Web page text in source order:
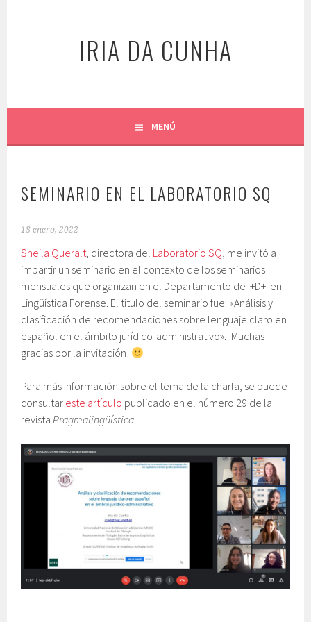
IRIA DA CUNHA
MENÚ
SEMINARIO EN EL LABORATORIO SQ
18 enero, 2022
Sheila Queralt, directora del Laboratorio SQ, me invitó a
impartir un seminario en el contexto de los seminarios
mensuales que organizan en el Departamento de I+D+i en
Lingüística Forense. El título del seminario fue: «Análisis y
clasificación de recomendaciones sobre lenguaje claro en
español en el ámbito jurídico-administrativo». ¡Muchas
gracias por la invitación!
Para más información sobre el tema de la charla, se puede
consultar este artículo publicado en el número 29 de la
revistaPragmalingüística.